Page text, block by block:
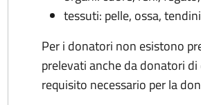
tessuti: pelle, ossa,
Per i donatori non esistono
prelevati anche da donatori
requisito necessario per la